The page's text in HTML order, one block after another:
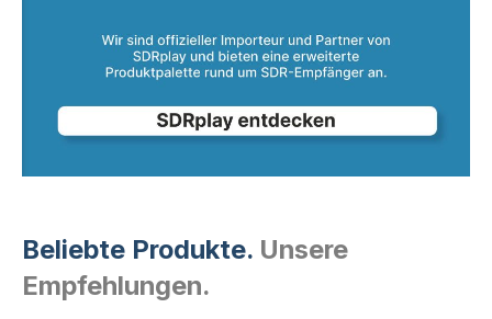
Beliebte Produkte. Unsere
Empfehlungen.